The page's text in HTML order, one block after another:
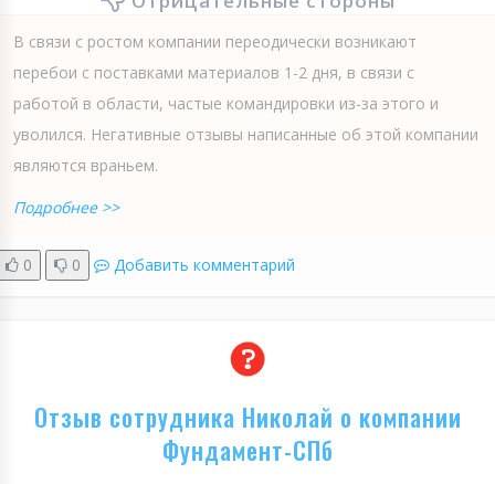
В связи с ростом компании переодически возникают
перебои с поставками материалов 1-2 дня, в связи с
работой в области, частые командировки из-за этого и
уволился. Негативные отзывы написанные об этой компании
являются враньем.
Подробнее >>
0 0 Добавить комментарий
Отзыв сотрудника Николай о компании
Фундамент-СПб